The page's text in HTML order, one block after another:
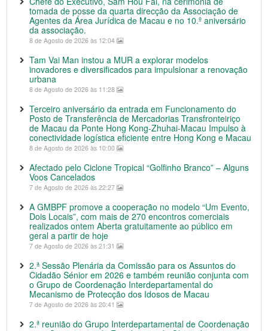
tomada de posse da quarta direcção da Associação de
Agentes da Área Jurídica de Macau e no 10.º aniversário
da associação.
8 de Agosto de 2026 às 12:04
Tam Vai Man instou a MUR a explorar modelos
inovadores e diversificados para impulsionar a renovação
urbana
8 de Agosto de 2026 às 11:28
Terceiro aniversário da entrada em Funcionamento do
Posto de Transferência de Mercadorias Transfronteiriço
de Macau da Ponte Hong Kong-Zhuhai-Macau Impulso à
conectividade logística eficiente entre Hong Kong e Macau
8 de Agosto de 2026 às 10:00
Afectado pelo Ciclone Tropical “Golfinho Branco” – Alguns
Voos Cancelados
7 de Agosto de 2026 às 22:27
A GMBPF promove a cooperação no modelo “Um Evento,
Dois Locais”, com mais de 270 encontros comerciais
realizados ontem Aberta gratuitamente ao público em
geral a partir de hoje
7 de Agosto de 2026 às 21:31
2.ª Sessão Plenária da Comissão para os Assuntos do
Cidadão Sénior em 2026 e também reunião conjunta com
o Grupo de Coordenação Interdepartamental do
Mecanismo de Protecção dos Idosos de Macau
7 de Agosto de 2026 às 20:41
2.ª reunião do Grupo Interdepartamental de Coordenação